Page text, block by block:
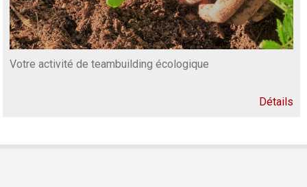
Votre activité de teambuilding écologique
Détails